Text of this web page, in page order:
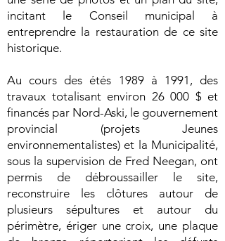
incitant le Conseil municipal à
entreprendre la restauration de ce site
historique.
Au cours des étés 1989 à 1991, des
travaux totalisant environ 26 000 $ et
financés par Nord-Aski, le gouvernement
provincial (projets Jeunes
environnementalistes) et la Municipalité,
sous la supervision de Fred Neegan, ont
permis de débroussailler le site,
reconstruire les clôtures autour de
plusieurs sépultures et autour du
périmètre, ériger une croix, une plaque